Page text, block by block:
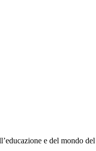
e del mondo